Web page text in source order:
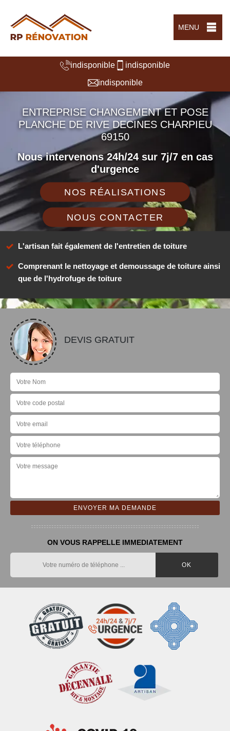
MENU
indisponible
indisponible
indisponible
ENTREPRISE CHANGEMENT ET POSE
PLANCHE DE RIVE DECINES CHARPIEU
69150
Nous intervenons 24h/24 sur 7j/7 en cas
d'urgence
NOS RÉALISATIONS
NOUS CONTACTER
L'artisan fait également de l'entretien de toiture
Comprenant le nettoyage et demoussage de toiture ainsi
que de l'hydrofuge de toiture
DEVIS GRATUIT
ON VOUS RAPPELLE IMMEDIATEMENT